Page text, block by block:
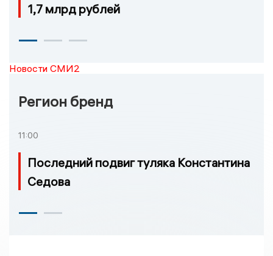
1,7 млрд рублей
Новости СМИ2
Регион бренд
11:00
Последний подвиг туляка Константина
Седова